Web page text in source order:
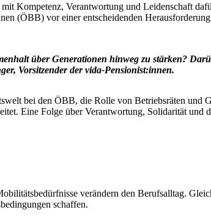
Kompetenz, Verantwortung und Leidenschaft
(ÖBB) vor einer entscheidenden
über Generationen hinweg zu stärken?
Vorsitzender der vida-Pensionist:innen.
bei den ÖBB, die Rolle von Betriebsräten und
Eine Folge über Verantwortung, Solidarität und
verändern den Berufsalltag.
schaffen.